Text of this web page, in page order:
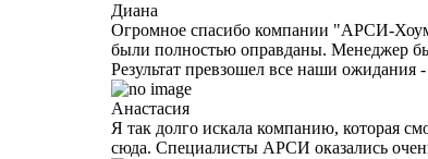
Диана
Огромное спасибо компании "АРСИ-
были полностью оправданы. Менеджер
Результат превзошел все наши
Анастасия
Я так долго искала компанию, которая
сюда. Специалисты АРСИ оказались